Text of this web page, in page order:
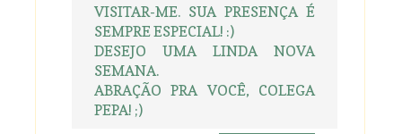
VISITAR-ME. SUA PRESENÇA É
SEMPRE ESPECIAL! :)
DESEJO UMA LINDA NOVA
SEMANA.
ABRAÇÃO PRA VOCÊ, COLEGA
PEPA! ;)